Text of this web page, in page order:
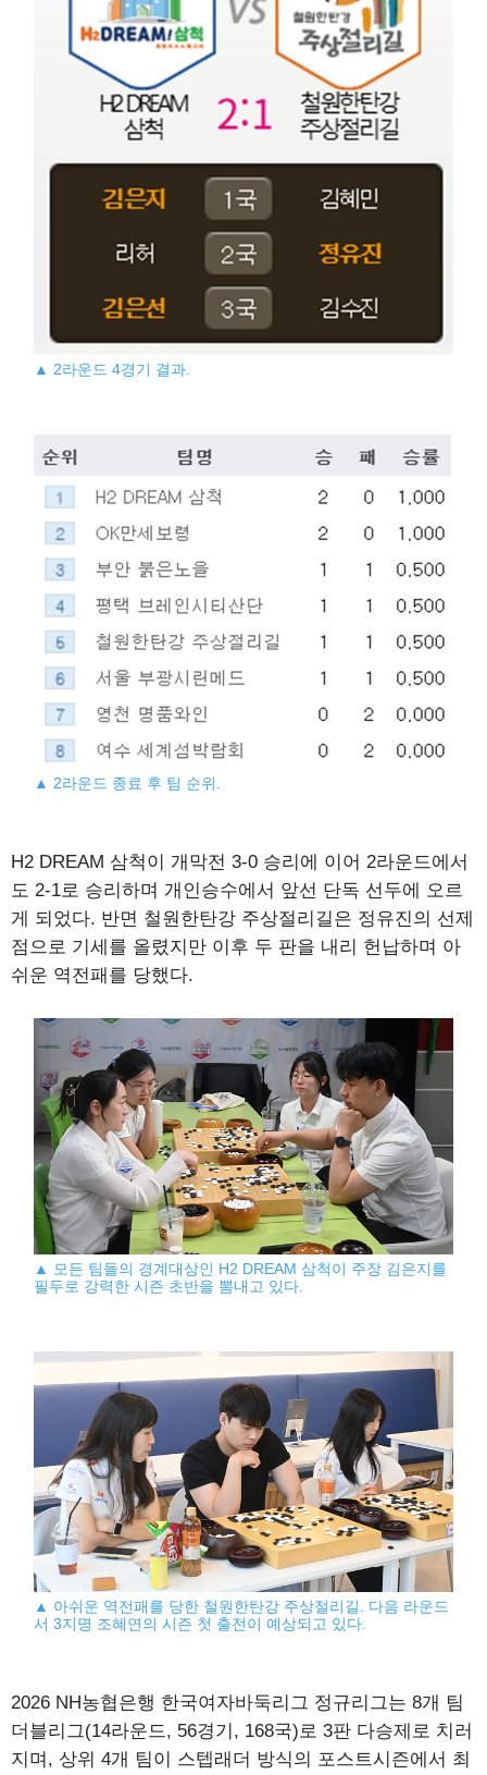
▲ 2라운드 4경기 결과.
▲ 2라운드 종료 후 팀 순위.
H2 DREAM 삼척이 개막전 3-0 승리에 이어 2라운드에서
도 2-1로 승리하며 개인승수에서 앞선 단독 선두에 오르
게 되었다. 반면 철원한탄강 주상절리길은 정유진의 선제
점으로 기세를 올렸지만 이후 두 판을 내리 헌납하며 아
쉬운 역전패를 당했다.
▲ 모든 팀들의 경계대상인 H2 DREAM 삼척이 주장 김은지를
필두로 강력한 시즌 초반을 뽐내고 있다.
▲ 아쉬운 역전패를 당한 철원한탄강 주상절리길. 다음 라운드
서 3지명 조혜연의 시즌 첫 출전이 예상되고 있다.
2026 NH농협은행 한국여자바둑리그 정규리그는 8개 팀
더블리그(14라운드, 56경기, 168국)로 3판 다승제로 치러
지며, 상위 4개 팀이 스텝래더 방식의 포스트시즌에서 최